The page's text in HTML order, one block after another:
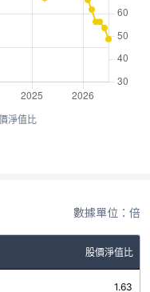
淨值比
數據單位：倍
股價淨值比
1.63